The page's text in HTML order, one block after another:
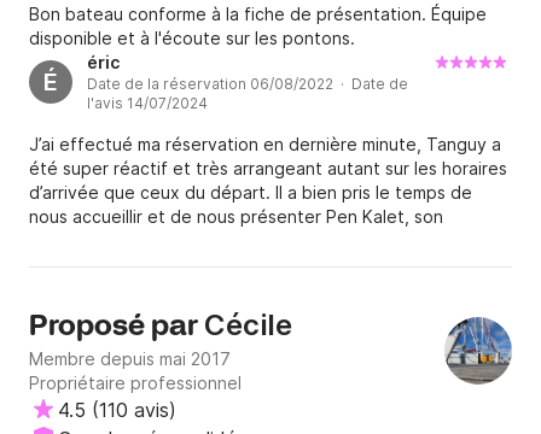
Bon bateau conforme à la fiche de présentation. Équipe
disponible et à l'écoute sur les pontons.
É
éric
Date de la réservation 06/08/2022 · Date de
l'avis 14/07/2024
J’ai effectué ma réservation en dernière minute, Tanguy a
été super réactif et très arrangeant autant sur les horaires
d’arrivée que ceux du départ. Il a bien pris le temps de
nous accueillir et de nous présenter Pen Kalet, son
possibilités de programme dans cette zone de navigation.
Proposé par Cécile
Membre depuis mai 2017
Propriétaire professionnel
4.5 (110 avis)